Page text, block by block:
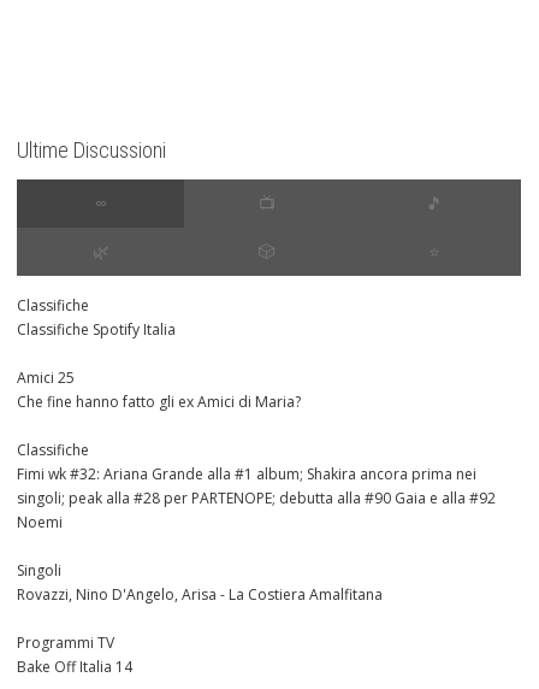
Ultime Discussioni
∞ 📺 🎵
🌿 🎲 ⭐️
Classifiche
Classifiche Spotify Italia
Amici 25
Che fine hanno fatto gli ex Amici di Maria?
Classifiche
Fimi wk #32: Ariana Grande alla #1 album; Shakira ancora prima nei
singoli; peak alla #28 per PARTENOPE; debutta alla #90 Gaia e alla #92
Noemi
Singoli
Rovazzi, Nino D'Angelo, Arisa - La Costiera Amalfitana
Programmi TV
Bake Off Italia 14